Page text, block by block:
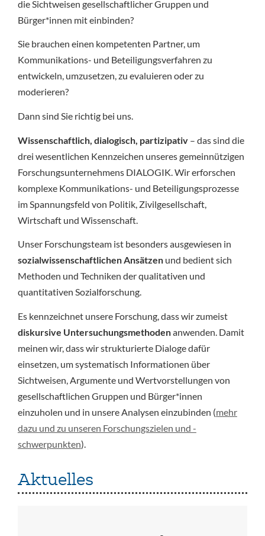
die Sichtweisen gesellschaftlicher Gruppen und
Bürger*innen mit einbinden?
Sie brauchen einen kompetenten Partner, um
Kommunikations- und Beteiligungsverfahren zu
entwickeln, umzusetzen, zu evaluieren oder zu
moderieren?
Dann sind Sie richtig bei uns.
Wissenschaftlich, dialogisch, partizipativ – das sind die
drei wesentlichen Kennzeichen unseres gemeinnützigen
Forschungsunternehmens DIALOGIK. Wir erforschen
komplexe Kommunikations- und Beteiligungsprozesse
im Spannungsfeld von Politik, Zivilgesellschaft,
Wirtschaft und Wissenschaft.
Unser Forschungsteam ist besonders ausgewiesen in
sozialwissenschaftlichen Ansätzenund bedient sich
Methoden und Techniken der qualitativen und
quantitativen Sozialforschung.
Es kennzeichnet unsere Forschung, dass wir zumeist
diskursive Untersuchungsmethodenanwenden. Damit
meinen wir, dass wir strukturierte Dialoge dafür
einsetzen, um systematisch Informationen über
Sichtweisen, Argumente und Wertvorstellungen von
gesellschaftlichen Gruppen und Bürger*innen
einzuholen und in unsere Analysen einzubinden (mehr
dazu und zu unseren Forschungszielen und -
schwerpunkten).
Aktuelles